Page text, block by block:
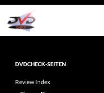
Zum
Inhalt
springen
Reviews rund ums Heimkino &
DVDCHECK-SEITEN
Review Index